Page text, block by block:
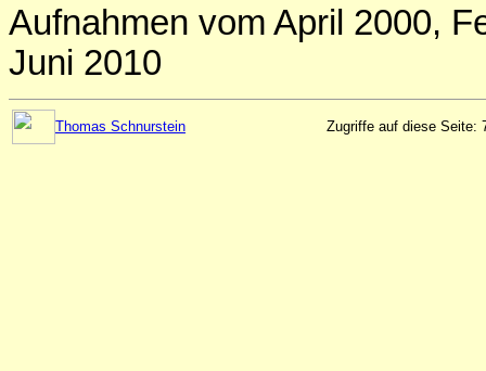
Aufnahmen vom April 2000,
Juni 2010
Thomas Schnurstein Zugriffe auf diese Seite: